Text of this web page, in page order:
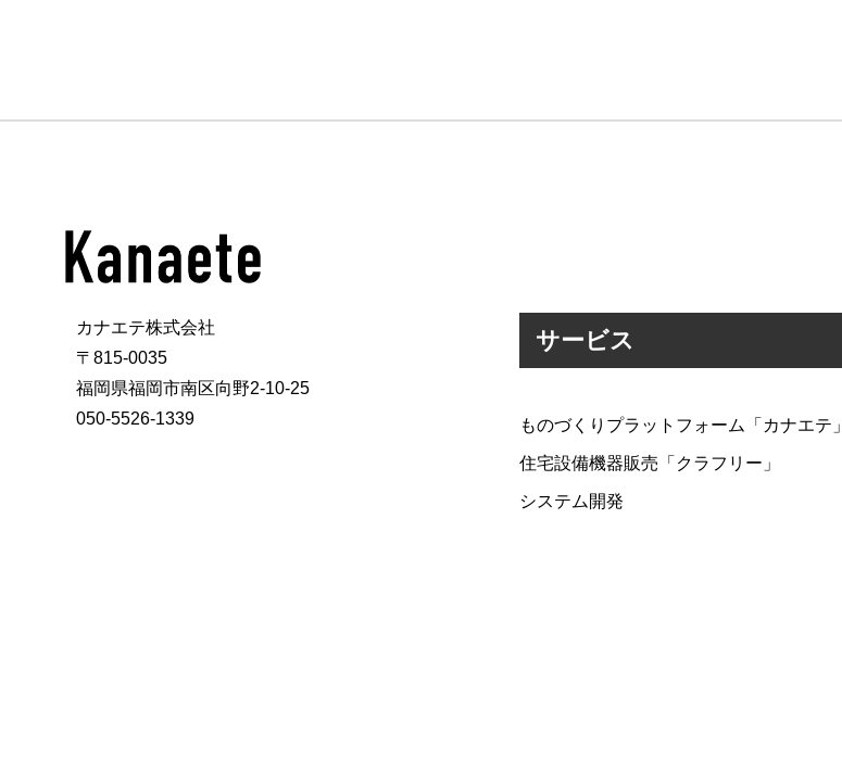
カナエテ株式会社
〒815-0035
福岡県福岡市南区向野2-10-25
050-5526-1339
サービス
ものづくりプラットフォーム「カナエテ」
住宅設備機器販売「クラフリー」
システム開発